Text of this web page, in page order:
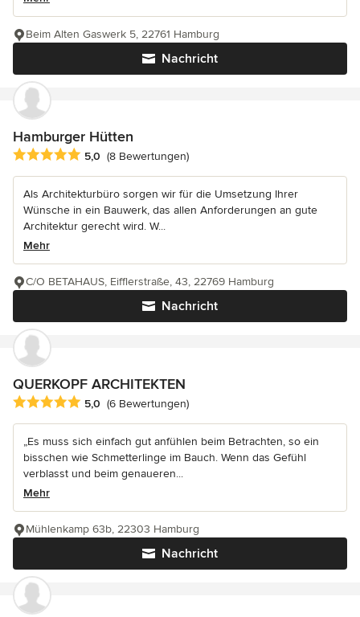
Nachricht
Beim Alten Gaswerk 5, 22761 Hamburg
Hamburger Hütten
Durchschnittliche Bewertung: 5 von 5 Sternen
5,0 (8 Bewertungen)
Als Architekturbüro sorgen wir für die Umsetzung Ihrer
Wünsche in ein Bauwerk, das allen Anforderungen an gute
Architektur gerecht wird. W...
Mehr
Nachricht
C/O BETAHAUS, Eifflerstraße, 43, 22769 Hamburg
QUERKOPF ARCHITEKTEN
Durchschnittliche Bewertung: 5 von 5 Sternen
5,0 (6 Bewertungen)
„Es muss sich einfach gut anfühlen beim Betrachten, so ein
bisschen wie Schmetterlinge im Bauch. Wenn das Gefühl
verblasst und beim genaueren...
Mehr
Nachricht
Mühlenkamp 63b, 22303 Hamburg